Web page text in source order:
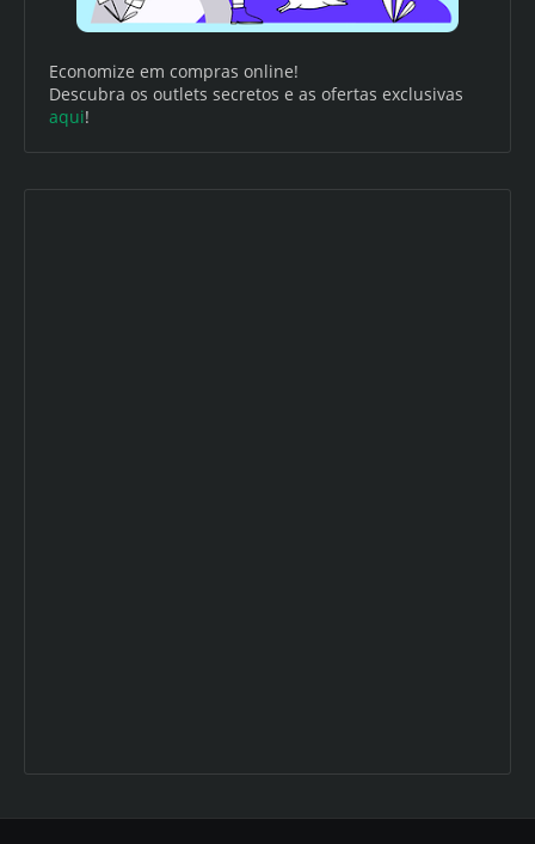
Economize em compras online!
Descubra os outlets secretos e as ofertas exclusivas
aqui!